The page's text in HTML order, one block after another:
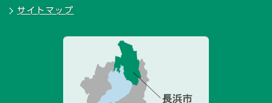
サイトマップ